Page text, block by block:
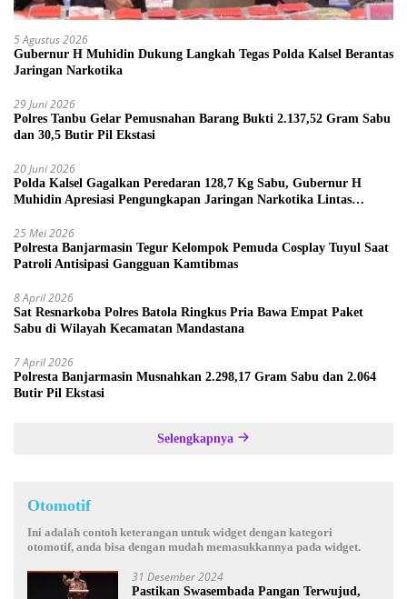
5 Agustus 2026
Gubernur H Muhidin Dukung Langkah Tegas Polda Kalsel Berantas
Jaringan Narkotika
29 Juni 2026
Polres Tanbu Gelar Pemusnahan Barang Bukti 2.137,52 Gram Sabu
dan 30,5 Butir Pil Ekstasi
20 Juni 2026
Polda Kalsel Gagalkan Peredaran 128,7 Kg Sabu, Gubernur H
Muhidin Apresiasi Pengungkapan Jaringan Narkotika Lintas
25 Mei 2026
Polresta Banjarmasin Tegur Kelompok Pemuda Cosplay Tuyul Saat
Patroli Antisipasi Gangguan Kamtibmas
8 April 2026
Sat Resnarkoba Polres Batola Ringkus Pria Bawa Empat Paket
Sabu di Wilayah Kecamatan Mandastana
7 April 2026
Polresta Banjarmasin Musnahkan 2.298,17 Gram Sabu dan 2.064
Butir Pil Ekstasi
Selengkapnya
Otomotif
Ini adalah contoh keterangan untuk widget dengan kategori
otomotif, anda bisa dengan mudah memasukkannya pada widget.
31 Desember 2024
Pastikan Swasembada Pangan Terwujud,